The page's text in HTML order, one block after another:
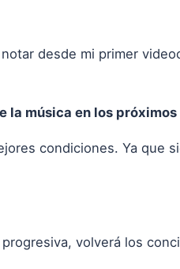
desde mi primer
la música en los próximos
condiciones. Ya que
volverá los